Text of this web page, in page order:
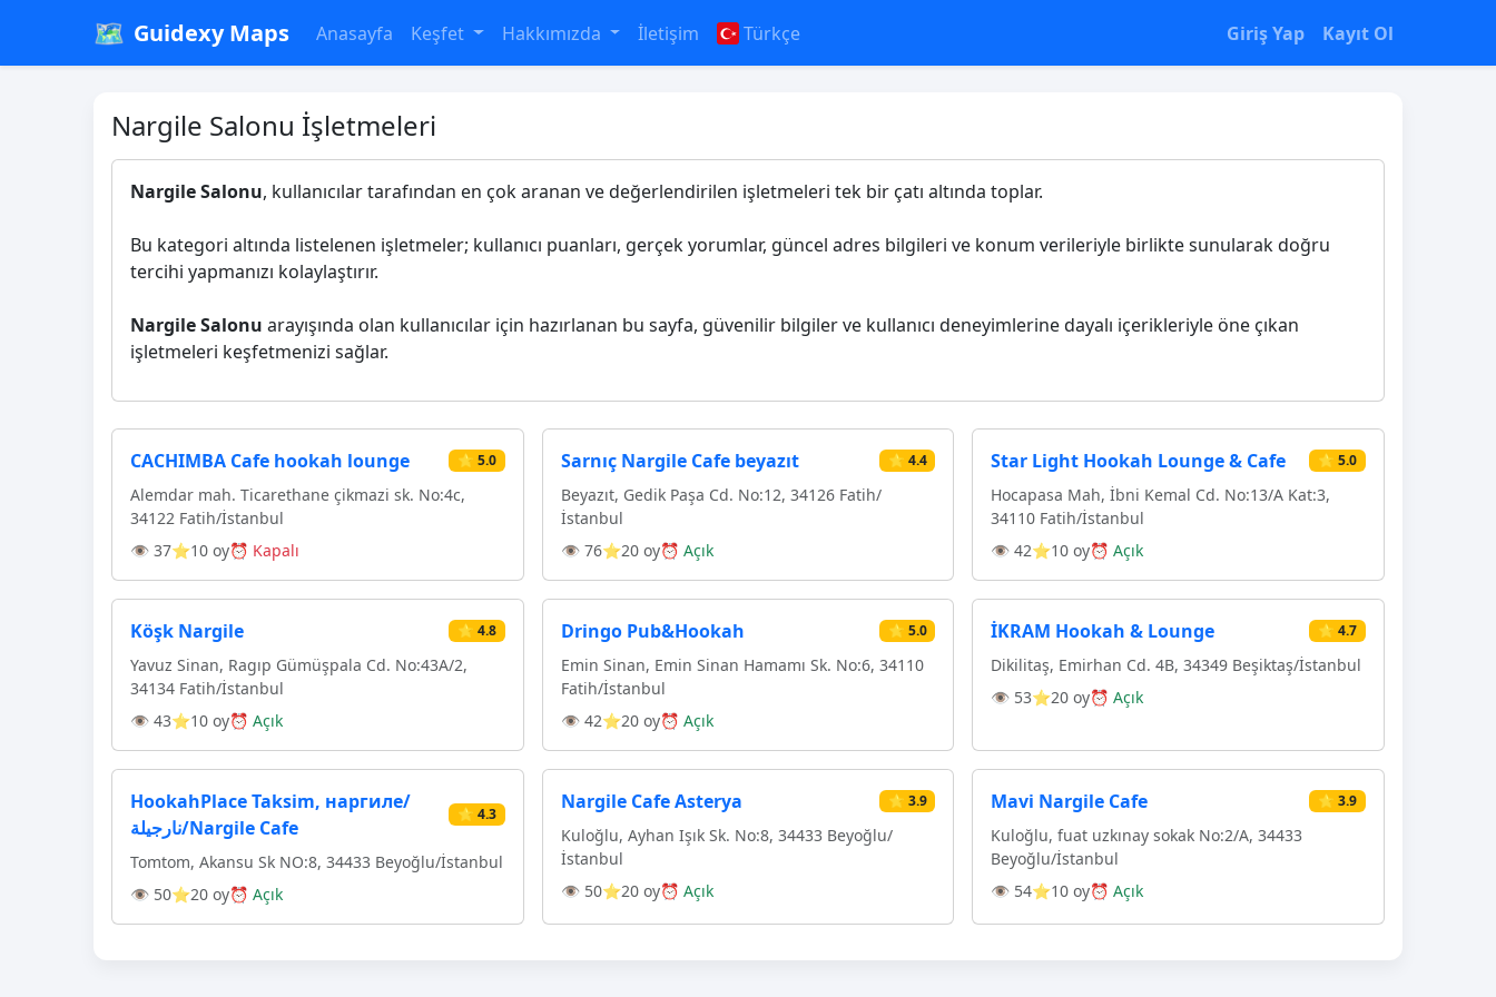
🗺️ Guidexy Maps Anasayfa Keşfet Hakkımızda İletişim Türkçe Giriş Yap Kayıt Ol
Nargile Salonu İşletmeleri
Nargile Salonu, kullanıcılar tarafından en çok aranan ve değerlendirilen işletmeleri tek bir çatı altında toplar.
Bu kategori altında listelenen işletmeler; kullanıcı puanları, gerçek yorumlar, güncel adres bilgileri ve konum verileriyle birlikte sunularak doğru
tercihi yapmanızı kolaylaştırır.
Nargile Salonu arayışında olan kullanıcılar için hazırlanan bu sayfa, güvenilir bilgiler ve kullanıcı deneyimlerine dayalı içerikleriyle öne çıkan
işletmeleri keşfetmenizi sağlar.
CACHIMBA Cafe hookah lounge ⭐ 5.0
Alemdar mah. Ticarethane çikmazi sk. No:4c,
34122 Fatih/İstanbul
👁 37⭐10 oy⏰ Kapalı
Sarnıç Nargile Cafe beyazıt ⭐ 4.4
Beyazıt, Gedik Paşa Cd. No:12, 34126 Fatih/
İstanbul
👁 76⭐20 oy⏰ Açık
Star Light Hookah Lounge & Cafe ⭐ 5.0
Hocapasa Mah, İbni Kemal Cd. No:13/A Kat:3,
34110 Fatih/İstanbul
👁 42⭐10 oy⏰ Açık
Köşk Nargile ⭐ 4.8
Yavuz Sinan, Ragıp Gümüşpala Cd. No:43A/2,
34134 Fatih/İstanbul
👁 43⭐10 oy⏰ Açık
Dringo Pub&Hookah ⭐ 5.0
Emin Sinan, Emin Sinan Hamamı Sk. No:6, 34110
Fatih/İstanbul
👁 42⭐20 oy⏰ Açık
İKRAM Hookah & Lounge ⭐ 4.7
Dikilitaş, Emirhan Cd. 4B, 34349 Beşiktaş/İstanbul
👁 53⭐20 oy⏰ Açık
HookahPlace Taksim, наргиле/
نارجيلة/Nargile Cafe
⭐ 4.3
Tomtom, Akansu Sk NO:8, 34433 Beyoğlu/İstanbul
👁 50⭐20 oy⏰ Açık
Nargile Cafe Asterya ⭐ 3.9
Kuloğlu, Ayhan Işık Sk. No:8, 34433 Beyoğlu/
İstanbul
👁 50⭐20 oy⏰ Açık
Mavi Nargile Cafe ⭐ 3.9
Kuloğlu, fuat uzkınay sokak No:2/A, 34433
Beyoğlu/İstanbul
👁 54⭐10 oy⏰ Açık